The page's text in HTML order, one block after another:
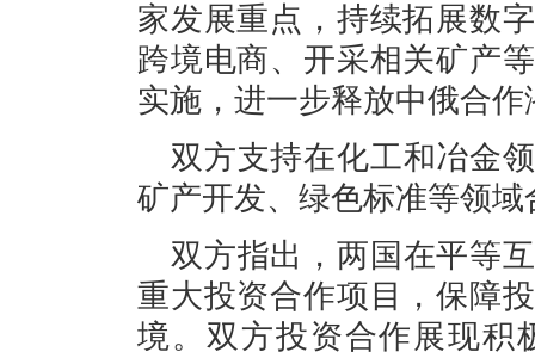
家发展重点，持续拓展数
跨境电商、开采相关矿产
实施，进一步释放中俄合作
双方支持在化工和冶金
矿产开发、绿色标准等领域
双方指出，两国在平等
重大投资合作项目，保障
境。双方投资合作展现积